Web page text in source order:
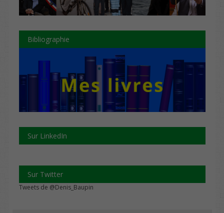
Bibliographie
Sur LinkedIn
Sur Twitter
Tweets de @Denis_Baupin